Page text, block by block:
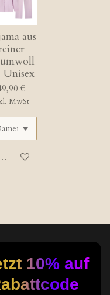
aus
Unisex
€
MwSt
Warenkorb
10% auf